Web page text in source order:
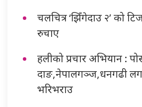
चलचित्र ‘झिँगेदाउ २’ को
रुचाए
हलीको प्रचार अभियान :
दाङ,नेपालगञ्ज,धनगढी
भरिभराउ